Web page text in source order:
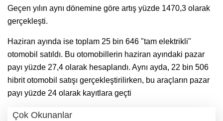
Geçen yılın aynı dönemine göre artış yüzde 1470,3 olarak
gerçekleşti.
Haziran ayında ise toplam 25 bin 646 "tam elektrikli"
otomobil satıldı. Bu otomobillerin haziran ayındaki pazar
payı yüzde 27,4 olarak hesaplandı. Aynı ayda, 22 bin 506
hibrit otomobil satışı gerçekleştirilirken, bu araçların pazar
payı yüzde 24 olarak kayıtlara geçti
Çok Okunanlar